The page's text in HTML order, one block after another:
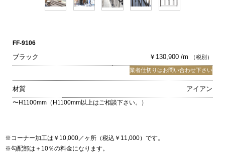
FF-9106
ブラック ￥130,900 /m （税別）
業者仕切りはお問い合わせ下さい
材質 アイアン
〜H1100mm（H1100mm以上はご相談下さい。）
※コーナー加工は￥10,000／ヶ所（税込￥11,000）です。
※勾配部は＋10％の料金になります。